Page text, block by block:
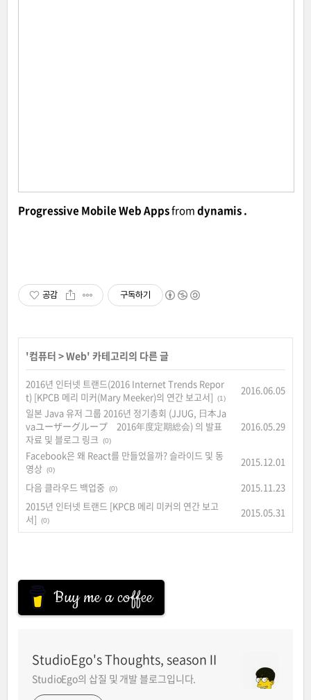
Progressive Mobile Web Appsfromdynamis .
공감 구독하기
'컴퓨터 >Web' 카테고리의 다른 글
2016년 인터넷 트랜드(2016 Internet Trends Repor
t) [KPCB 메리 미커(Mary Meeker)의 연간 보고서]
(1)
2016.06.05
일본 Java 유저 그룹 2016년 정기총회 (JJUG, 日本Ja
vaユーザーグループ 2016年度定期総会) 의 발표
자료 및 블로그 링크
(0)
2016.05.29
Facebook은 왜 React를 만들었을까? 슬라이드 및 동
영상 (0)
2015.12.01
다음 클라우드 백업중
(0)
2015.11.23
2015년 인터넷 트랜드 [KPCB 메리 미커의 연간 보고
서]
(0)
2015.05.31
Buy me a coffee
StudioEgo's Thoughts, seasonⅡ
StudioEgo의 삽질 및 개발 블로그입니다.